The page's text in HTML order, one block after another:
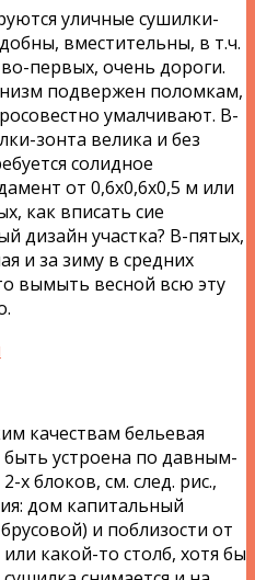
уличные сушилки-
вместительны, в т.ч.
первых, очень дороги.
подвержен поломкам,
умалчивают. В-
зонта велика и без
солидное
от 0,6х0,6х0,5 м или
как вписать сие
дизайн участка? В-пятых,
и за зиму в средних
вымыть весной всю эту
качествам бельевая
устроена по давным-
х блоков, см. след. рис.,
дом капитальный
и поблизости от
какой-то столб, хотя бы